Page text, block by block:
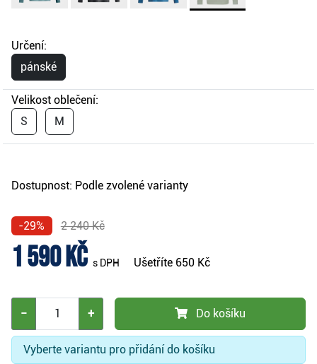
Určení:
pánské
Velikost oblečení:
S
M
Dostupnost: Podle zvolené varianty
-29% 2 240 Kč
1 590 Kč s DPH Ušetříte 650 Kč
− + Do košíku
Vyberte variantu pro přidání do košíku